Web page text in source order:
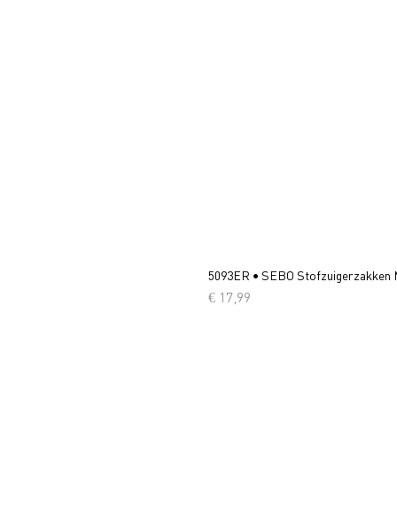
5093ER • SEBO Stofzuigerzakken
Prijs
€ 17,99